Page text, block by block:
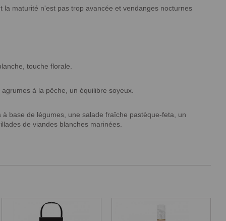
maturité n'est pas trop avancée et vendanges nocturnes
touche florale.
à la pêche, un équilibre soyeux.
base de légumes, une salade fraîche pastèque-feta, un
de viandes blanches marinées.